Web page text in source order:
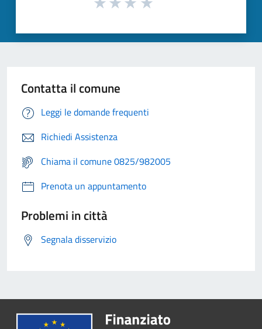
Contatta il comune
Leggi le domande frequenti
Richiedi Assistenza
Chiama il comune 0825/982005
Prenota un appuntamento
Problemi in città
Segnala disservizio